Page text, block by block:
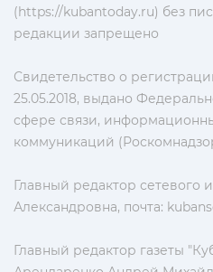
(https://kubantoday.ru) без
редакции запрещено
Свидетельство о
25.05.2018, выдано
сфере связи,
коммуникаций
Главный редактор сетевого
Александровна, почта:
Главный редактор газеты